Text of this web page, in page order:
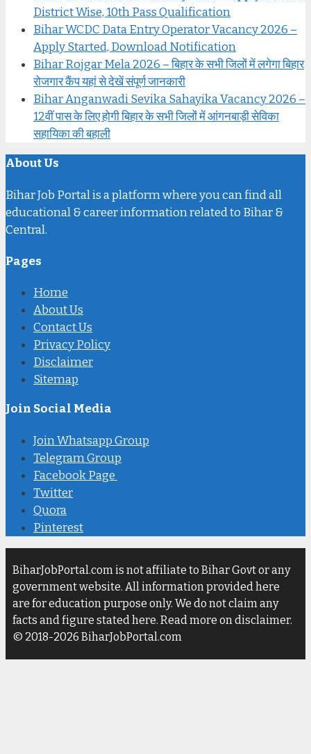
District Wise, 10th Pass Qualification
Bihar WCDC Data Entry Operator Vacancy 2026 –
Apply Started, Download Notification
Bihar Rojgar Mela 2026 – बिहार के सभी जिलों में लगेगा बिहार
रोजगार कैंप यहां से देखें संपूर्ण जानकारी
Bihar Anganwadi Sevika Sahayika Vacancy 2026 –
12वीं पास के लिए होगी बिहार के सभी जिलों में आंगनबाड़ी सेविका
सहायिका की बहाली
About Us
Bihar Job Portal is a platform where you can find all
educational & career information related to Bihar &
Central.
Pages
Home
About Us
Contact Us
Privacy Policy
Disclaimer
Sitemap
Join Social Media
Join Whatsapp Group
Telegram Group
Facebook Page
Twitter
Quora
Pinterest
BiharJobPortal.com is not affiliate to Bihar Govt or any
government website. All information provided here
are for education purpose only. We do not claim any
facts and figure stated here. Read more on disclaimer.
© 2018-2026 BiharJobPortal.com